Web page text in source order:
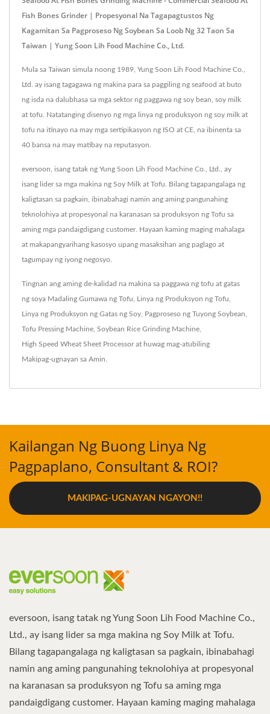
Fish Bones Grinder | Propesyonal Na Tagapagtustos Ng
Kagamitan Sa Pagproseso Ng Soybean Sa Loob Ng 32 Taon Sa
Taiwan | Yung Soon Lih Food Machine Co., Ltd.
Mula sa Taiwan simula noong 1989, Yung Soon Lih Food Machine Co.,
Ltd. ay isang tagagawa ng makina para sa paggiling ng seafood at buto
ng isda na dalubhasa sa mga sektor ng paggawa ng soy bean, soy milk
at tofu. Natatanging disenyo ng mga linya ng produksyon ng soy milk at
tofu na itinayo na may mga sertipikasyon ng ISO at CE, na ibinenta sa
40 bansa na may matibay na reputasyon.
eversoon, isang tatak ng Yung Soon Lih Food Machine Co., Ltd., ay
isang lider sa mga makina ng Soy Milk at Tofu. Bilang tagapangalaga ng
kaligtasan sa pagkain, ibinabahagi namin ang aming pangunahing
teknolohiya at propesyonal na karanasan sa produksyon ng Tofu sa
aming mga pandaigdigang customer. Hayaan kaming maging mahalaga
at makapangyarihang kasosyo upang masaksihan ang paglago at
tagumpay ng iyong negosyo.
Tingnan ang aming de-kalidad na makina sa paggawa ng tofu at gatas
ng soya Madaling Gumawa ng Tofu Linya ng Produksyon ng Tofu
Linya ng Produksyon ng Gatas ng Soy Pagproseso ng Tuyong Soybean
Tofu Pressing Machine Soybean Rice Grinding Machine
High Speed Wheat Sheet Processorat huwag mag-atubiling
Makipag-ugnayan sa Amin
Kailangan Ng Buong Linya Ng
Pagpaplano, Consultant & ROI?
MAKIPAG-UGNAYAN NGAYON!!
eversoon, isang tatak ng Yung Soon Lih Food Machine Co.,
Ltd., ay isang lider sa mga makina ng Soy Milk at Tofu.
Bilang tagapangalaga ng kaligtasan sa pagkain, ibinabahagi
namin ang aming pangunahing teknolohiya at propesyonal
na karanasan sa produksyon ng Tofu sa aming mga
pandaigdigang customer. Hayaan kaming maging mahalaga